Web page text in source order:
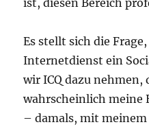
ist, diesen Bereich
Es stellt sich die
Internetdienst ein
wir ICQ dazu nehmen,
wahrscheinlich meine
– damals, mit